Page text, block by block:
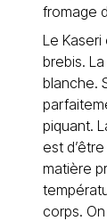
fromage
Le
brebis.
blanche.
piquant.
est
matière
corps.